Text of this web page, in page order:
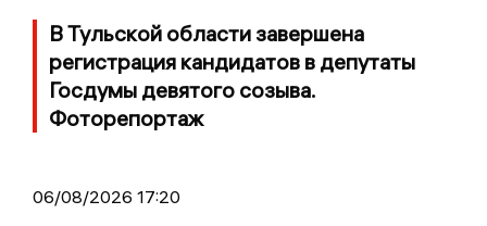
В Тульской области завершена
регистрация кандидатов в депутаты
Госдумы девятого созыва.
Фоторепортаж
06/08/2026 17:20